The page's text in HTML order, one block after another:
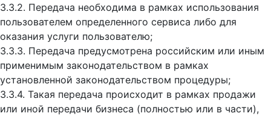
3.3.2. Передача необходима в рамках использования
пользователем определенного сервиса либо для
оказания услуги пользователю;
3.3.3. Передача предусмотрена российским или иным
применимым законодательством в рамках
установленной законодательством процедуры;
3.3.4. Такая передача происходит в рамках продажи
или иной передачи бизнеса (полностью или в части),